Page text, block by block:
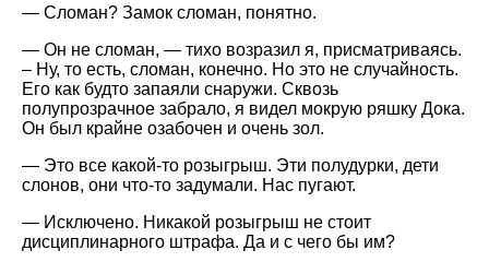
— Сломан? Замок сломан, понятно.
— Он не сломан, — тихо возразил я, присматриваясь.
– Ну, то есть, сломан, конечно. Но это не случайность.
Его как будто запаяли снаружи. Сквозь
полупрозрачное забрало, я видел мокрую ряшку Дока.
Он был крайне озабочен и очень зол.
— Это все какой-то розыгрыш. Эти полудурки, дети
слонов, они что-то задумали. Нас пугают.
— Исключено. Никакой розыгрыш не стоит
дисциплинарного штрафа. Да и с чего бы им?